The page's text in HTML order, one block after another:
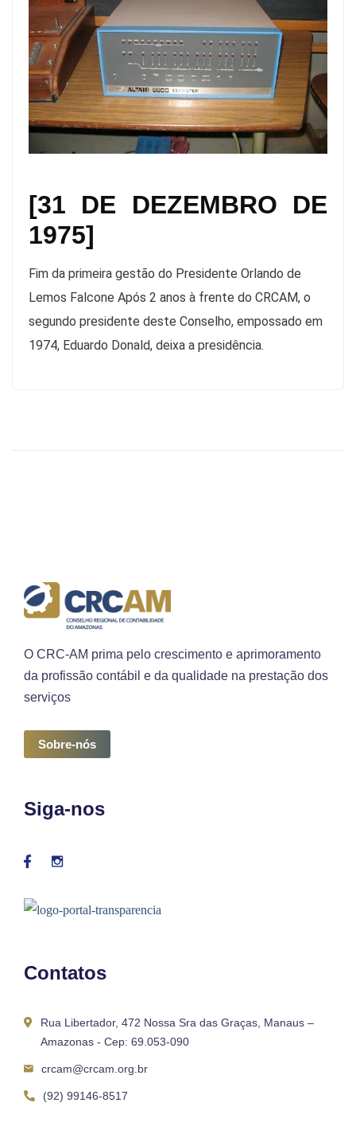
[31 DE DEZEMBRO DE
1975]
Fim da primeira gestão do Presidente Orlando de
Lemos Falcone Após 2 anos à frente do CRCAM, o
segundo presidente deste Conselho, empossado em
1974, Eduardo Donald, deixa a presidência.
O CRC-AM prima pelo crescimento e aprimoramento
da profissão contábil e da qualidade na prestação dos
serviços
Sobre-nós
Siga-nos
Contatos
Rua Libertador, 472 Nossa Sra das Graças, Manaus –
Amazonas - Cep: 69.053-090
crcam@crcam.org.br
(92) 99146-8517